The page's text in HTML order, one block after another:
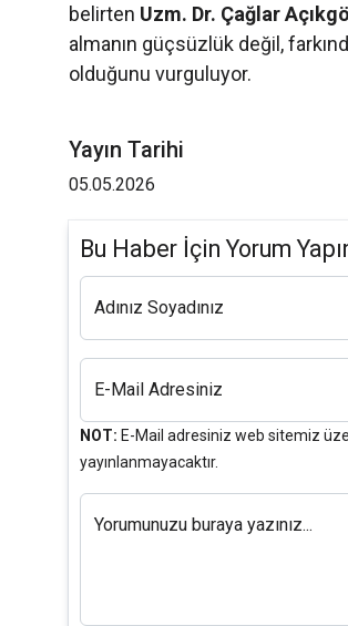
belirten Uzm. Dr. Çağlar
almanın güçsüzlük değil,
olduğunu vurguluyor.
Yayın Tarihi
05.05.2026
Bu Haber İçin Yorum
Adınız Soyadınız
E-Mail Adresiniz
NOT: E-Mail adresiniz web sitemiz
yayınlanmayacaktır.
Yorumunuzu buraya yazınız...